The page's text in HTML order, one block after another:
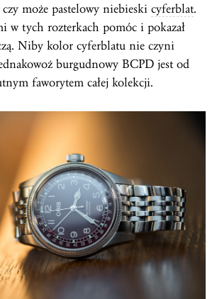
może pastelowy niebieski cyferblat.
w tych rozterkach pomóc i pokazał
Niby kolor cyferblatu nie czyni
burgudnowy BCPD jest od
faworytem całej kolekcji.